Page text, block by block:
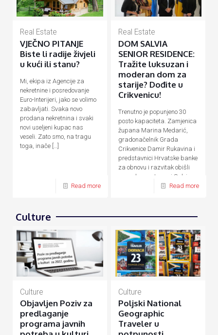
Real Estate
VJEČNO PITANJE
Biste li radije živjeli
u kući ili stanu?
Mi, ekipa iz Agencije za
nekretnine i posredovanje
Euro-Interijeri, jako se volimo
zabavljati. Svaka novo
prodana nekretnina i svaki
novi useljeni kupac nas
veseli. Zato smo, na tragu
toga, inače […]
Read more
Real Estate
DOM SALVIA
SENIOR RESIDENCE:
Tražite luksuzan i
moderan dom za
starije? Dođite u
Crikvenicu!
Trenutno je popunjeno 30
posto kapaciteta. Zamjenica
župana Marina Medarić,
gradonačelnik Grada
Crikvenice Damir Rukavina i
predstavnici Hrvatske banke
za obnovu i razvitak obišli
su nedavno otvoreni Salvia
Senior Residence, […]
Read more
Culture
Culture
Objavljen Poziv za
predlaganje
programa javnih
Culture
Poljski National
Geographic
Traveler u